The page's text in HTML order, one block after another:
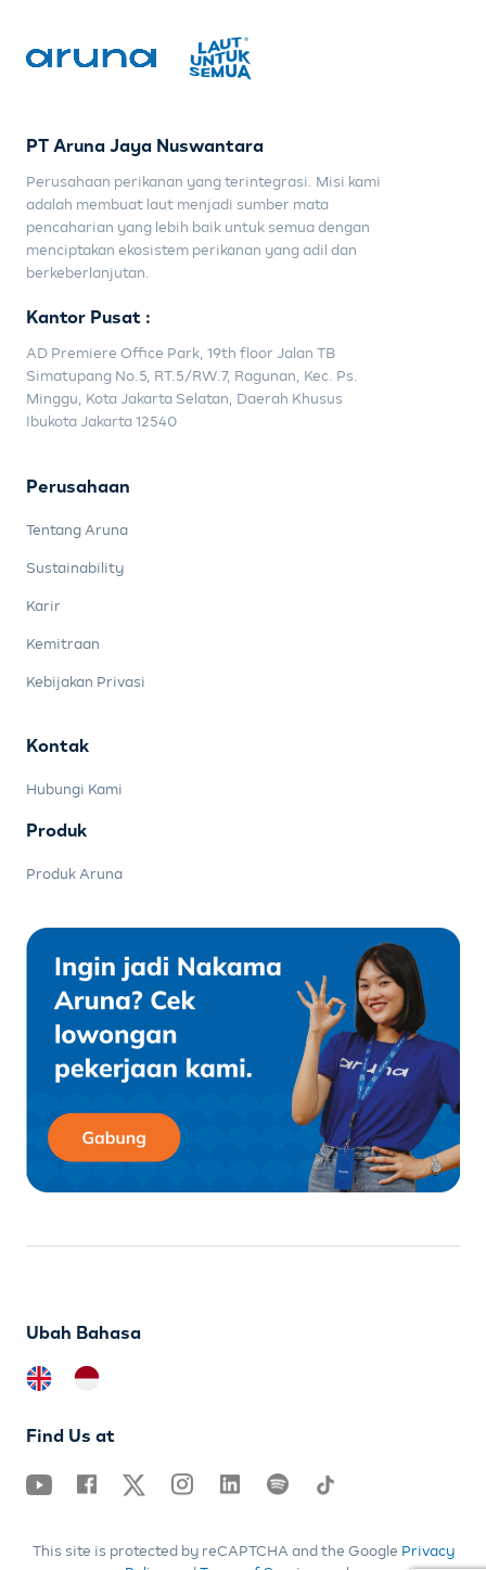
PT Aruna Jaya Nuswantara
Perusahaan perikanan yang terintegrasi. Misi kami
adalah membuat laut menjadi sumber mata
pencaharian yang lebih baik untuk semua dengan
menciptakan ekosistem perikanan yang adil dan
berkeberlanjutan.
Kantor Pusat :
AD Premiere Office Park, 19th floor Jalan TB
Simatupang No.5, RT.5/RW.7, Ragunan, Kec. Ps.
Minggu, Kota Jakarta Selatan, Daerah Khusus
Ibukota Jakarta 12540
Perusahaan
Tentang Aruna
Sustainability
Karir
Kemitraan
Kebijakan Privasi
Kontak
Hubungi Kami
Produk
Produk Aruna
Ubah Bahasa
This site is protected by reCAPTCHA and the Google Privacy
Find Us at